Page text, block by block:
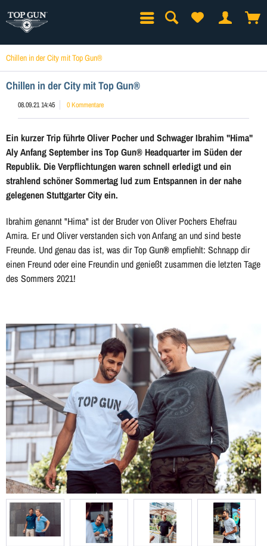
Chillen in der City mit Top Gun®
Chillen in der City mit Top Gun®
08.09.21 14:45 0 Kommentare
Ein kurzer Trip führte Oliver Pocher und Schwager Ibrahim "Hima"
Aly Anfang September ins Top Gun® Headquarter im Süden der
Republik. Die Verpflichtungen waren schnell erledigt und ein
strahlend schöner Sommertag lud zum Entspannen in der nahe
gelegenen Stuttgarter City ein.
Ibrahim genannt "Hima" ist der Bruder von Oliver Pochers Ehefrau
Amira. Er und Oliver verstanden sich von Anfang an und sind beste
Freunde. Und genau das ist, was dir Top Gun®empfiehlt: Schnapp dir
einen Freund oder eine Freundin und genießt zusammen die letzten Tage
des Sommers 2021!